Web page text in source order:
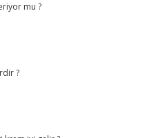
mu ?
?